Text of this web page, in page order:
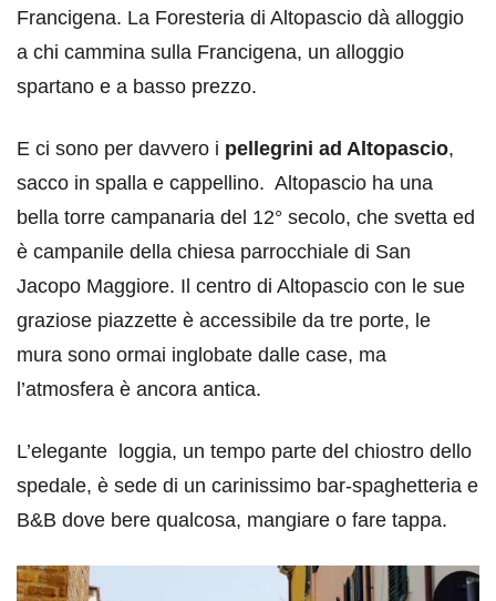
Francigena. La Foresteria di Altopascio dà alloggio
a chi cammina sulla Francigena, un alloggio
spartano e a basso prezzo.
E ci sono per davvero i pellegrini ad Altopascio,
sacco in spalla e cappellino. Altopascio ha una
bella torre campanaria del 12° secolo, che svetta ed
è campanile della chiesa parrocchiale di San
Jacopo Maggiore. Il centro di Altopascio con le sue
graziose piazzette è accessibile da tre porte, le
mura sono ormai inglobate dalle case, ma
l’atmosfera è ancora antica.
L’elegante loggia, un tempo parte del chiostro dello
spedale, è sede di un carinissimo bar-spaghetteria e
B&B dove bere qualcosa, mangiare o fare tappa.